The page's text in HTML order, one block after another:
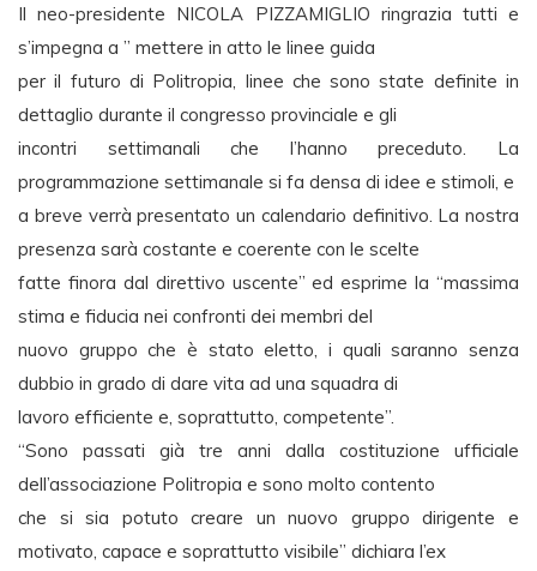
Il neo-presidente NICOLA PIZZAMIGLIO ringrazia tutti e
s’impegna a ” mettere in atto le linee guida
per il futuro di Politropia, linee che sono state definite in
dettaglio durante il congresso provinciale e gli
incontri settimanali che l’hanno preceduto. La
programmazione settimanale si fa densa di idee e stimoli, e
a breve verrà presentato un calendario definitivo. La nostra
presenza sarà costante e coerente con le scelte
fatte finora dal direttivo uscente” ed esprime la “massima
stima e fiducia nei confronti dei membri del
nuovo gruppo che è stato eletto, i quali saranno senza
dubbio in grado di dare vita ad una squadra di
lavoro efficiente e, soprattutto, competente”.
“Sono passati già tre anni dalla costituzione ufficiale
dell’associazione Politropia e sono molto contento
che si sia potuto creare un nuovo gruppo dirigente e
motivato, capace e soprattutto visibile” dichiara l’ex